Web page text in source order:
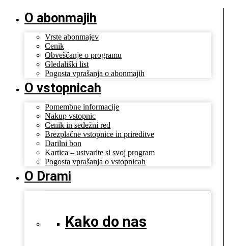
O abonmajih
Vrste abonmajev
Cenik
Obveščanje o programu
Gledališki list
Pogosta vprašanja o abonmajih
O vstopnicah
Pomembne informacije
Nakup vstopnic
Cenik in sedežni red
Brezplačne vstopnice in prireditve
Darilni bon
Kartica – ustvarite si svoj program
Pogosta vprašanja o vstopnicah
O Drami
Kako do nas